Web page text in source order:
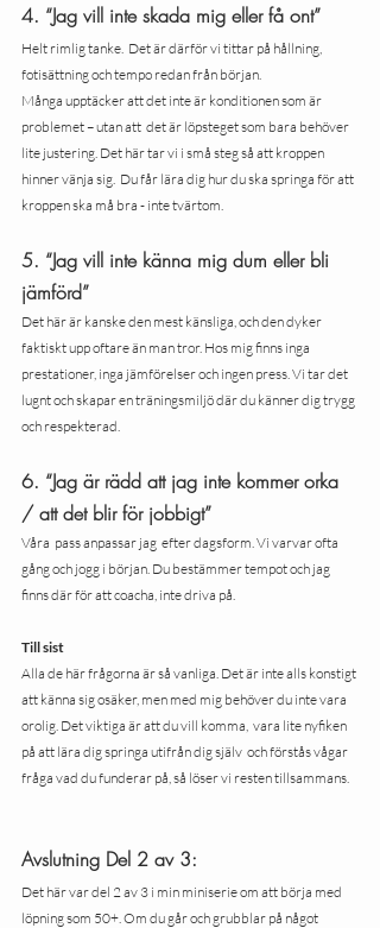
4. “Jag vill inte skada mig eller få ont”
Helt rimlig tanke.  Det är därför vi tittar på hållning,
fotisättning och tempo redan från början.
Många upptäcker att det inte är konditionen som är
problemet – utan att  det är löpsteget som bara behöver
lite justering. Det här tar vi i små steg så att kroppen
hinner vänja sig.  Du får lära dig hur du ska springa för att
kroppen ska må bra - inte tvärtom.
5. “Jag vill inte känna mig dum eller bli
jämförd”
Det här är kanske den mest känsliga, och den dyker
faktiskt upp oftare än man tror. Hos mig finns inga
prestationer, inga jämförelser och ingen press. Vi tar det
lugnt och skapar en träningsmiljö där du känner dig trygg
och respekterad.
6. “Jag är rädd att jag inte kommer orka
/ att det blir för jobbigt”
Våra  pass anpassar jag  efter dagsform. Vi varvar ofta
gång och jogg i början. Du bestämmer tempot och jag
finns där för att coacha, inte driva på.
Till sist
Alla de här frågorna är så vanliga. Det är inte alls konstigt
att känna sig osäker, men med mig behöver du inte vara
orolig. Det viktiga är att du vill komma,  vara lite nyfiken
på att lära dig springa utifrån dig själv  och förstås vågar
fråga vad du funderar på, så löser vi resten tillsammans.
Avslutning Del 2 av 3:
Det här var del 2 av 3 i min miniserie om att börja med
löpning som 50+. Om du går och grubblar på något